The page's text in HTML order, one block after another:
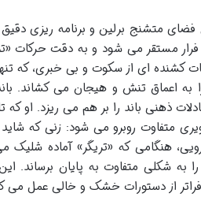
متشنج برلین و برنامه ریزی دقیق
مستقر می شود و به دقت حرکات
ای از سکوت و بی خبری، که
به اعماق تنش و هیجان می کشاند.
ذهنی باند را بر هم می ریزد. او
متفاوت روبرو می شود: زنی که
هنگامی که «تریگر» آماده شلیک
شکلی متفاوت به پایان برساند.
از دستورات خشک و خالی عمل می